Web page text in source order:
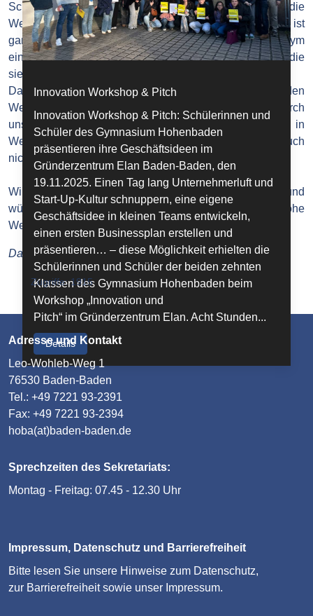
Innovation Workshop & Pitch
Innovation Workshop & Pitch: Schülerinnen und
Schüler des Gymnasium Hohenbaden
präsentieren ihre Geschäftsideen im
Gründerzentrum Elan Baden-Baden, den
19.11.2025. Einen Tag lang Unternehmerluft und
Start-Up-Kultur schnuppern, eine eigene
Geschäftsidee in kleinen Teams entwickeln,
einen ersten Businessplan erstellen und
präsentieren… – diese Möglichkeit erhielten die
Schülerinnen und Schüler der beiden zehnten
Klassen des Gymnasium Hohenbaden beim
Workshop „Innovation und
Pitch“ im Gründerzentrum Elan. Acht Stunden...
Details
Schrott-Wichteln oder normales Wichteln, die
Weihnachtsstimmung liegt einfach in der Luft!Das Prinzip ist
ganz einfach: Alle Schüler*innen der Klasse ziehen anonym
ein Kärtchen mit dem Namen einer anderen Person, für die
sie dann ein kleines Wichtelgeschenk mitbringen.
Das Wichteln findet am letzten Schultag vor den
Weihnachtsferien statt - wer bis dahin noch nicht durch
unsere Hoba-Weihnachtspropaganda in
Weihnachtsstimmung gekommen ist, dem können wir auch
nicht helfen...
Wir freuen uns auf die gemeinsame Weihnachtszeit und
wünschen allen eine besinnliche Adventszeit, frohe
Weihnachten und einen guten Rutsch ins neue Jahr!
Daniil Wenzel, Hoba-News
Zugriffe: 1915
Adresse und Kontakt
Leo-Wohleb-Weg 1
76530 Baden-Baden
Tel.: +49 7221 93-2391
Fax: +49 7221 93-2394
hoba(at)baden-baden.de
Sprechzeiten des Sekretariats:
Montag - Freitag: 07.45 - 12.30 Uhr
Impressum, Datenschutz und Barrierefreiheit
Bitte lesen Sie unsere Hinweise zum Datenschutz,
zur Barrierefreiheitsowie unser Impressum.